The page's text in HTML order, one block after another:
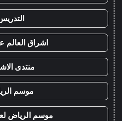
اشراق العالم
منتدى
موسم
موسم الرياض لعام